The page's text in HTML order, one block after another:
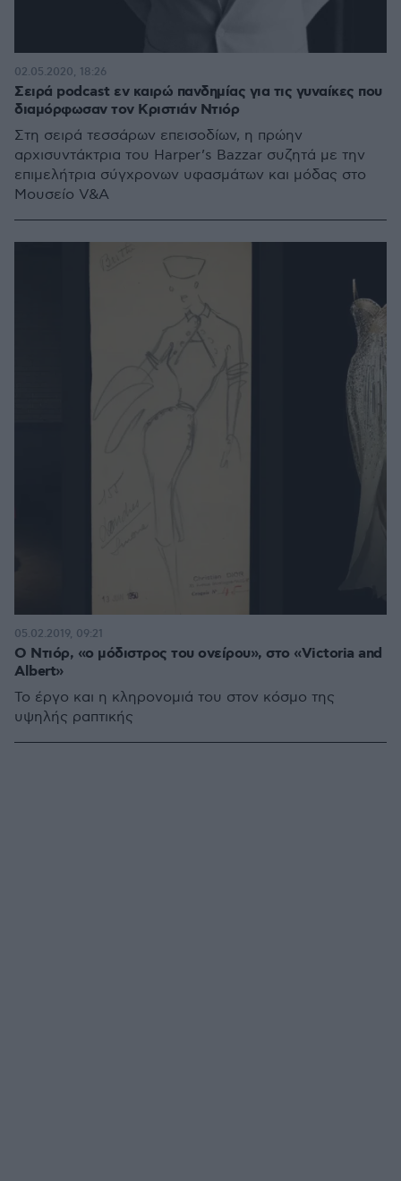
Σειρά podcast εν καιρώ πανδημίας για τις γυναίκες που
διαμόρφωσαν τον Κριστιάν Ντιόρ
Στη σειρά τεσσάρων επεισοδίων, η πρώην
αρχισυντάκτρια του Harper’s Bazzar συζητά με την
επιμελήτρια σύγχρονων υφασμάτων και μόδας στο
Μουσείο V&A
02.05.2020, 18:26
Ο Ντιόρ, «ο μόδιστρος του ονείρου», στο «Victoria and
Albert»
Το έργο και η κληρονομιά του στον κόσμο της
υψηλής ραπτικής
05.02.2019, 09:21